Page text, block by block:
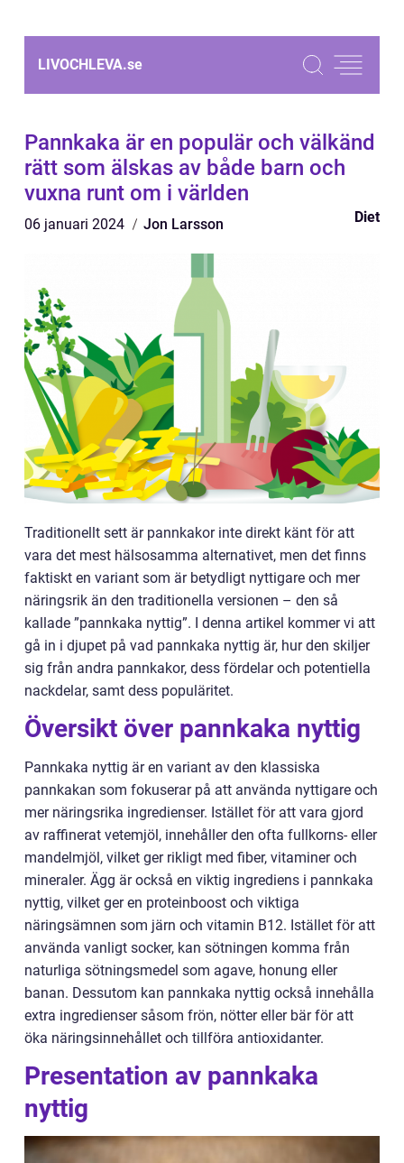
LIVOCHLEVA.se
Pannkaka är en populär och välkänd
rätt som älskas av både barn och
vuxna runt om i världen
06 januari 2024 Jon Larsson Diet
Traditionellt sett är pannkakor inte direkt känt för att
vara det mest hälsosamma alternativet, men det finns
faktiskt en variant som är betydligt nyttigare och mer
näringsrik än den traditionella versionen – den så
kallade ”pannkaka nyttig”. I denna artikel kommer vi att
gå in i djupet på vad pannkaka nyttig är, hur den skiljer
sig från andra pannkakor, dess fördelar och potentiella
nackdelar, samt dess populäritet.
Översikt över pannkaka nyttig
Pannkaka nyttig är en variant av den klassiska
pannkakan som fokuserar på att använda nyttigare och
mer näringsrika ingredienser. Istället för att vara gjord
av raffinerat vetemjöl, innehåller den ofta fullkorns- eller
mandelmjöl, vilket ger rikligt med fiber, vitaminer och
mineraler. Ägg är också en viktig ingrediens i pannkaka
nyttig, vilket ger en proteinboost och viktiga
näringsämnen som järn och vitamin B12. Istället för att
använda vanligt socker, kan sötningen komma från
naturliga sötningsmedel som agave, honung eller
banan. Dessutom kan pannkaka nyttig också innehålla
extra ingredienser såsom frön, nötter eller bär för att
öka näringsinnehållet och tillföra antioxidanter.
Presentation av pannkaka
nyttig